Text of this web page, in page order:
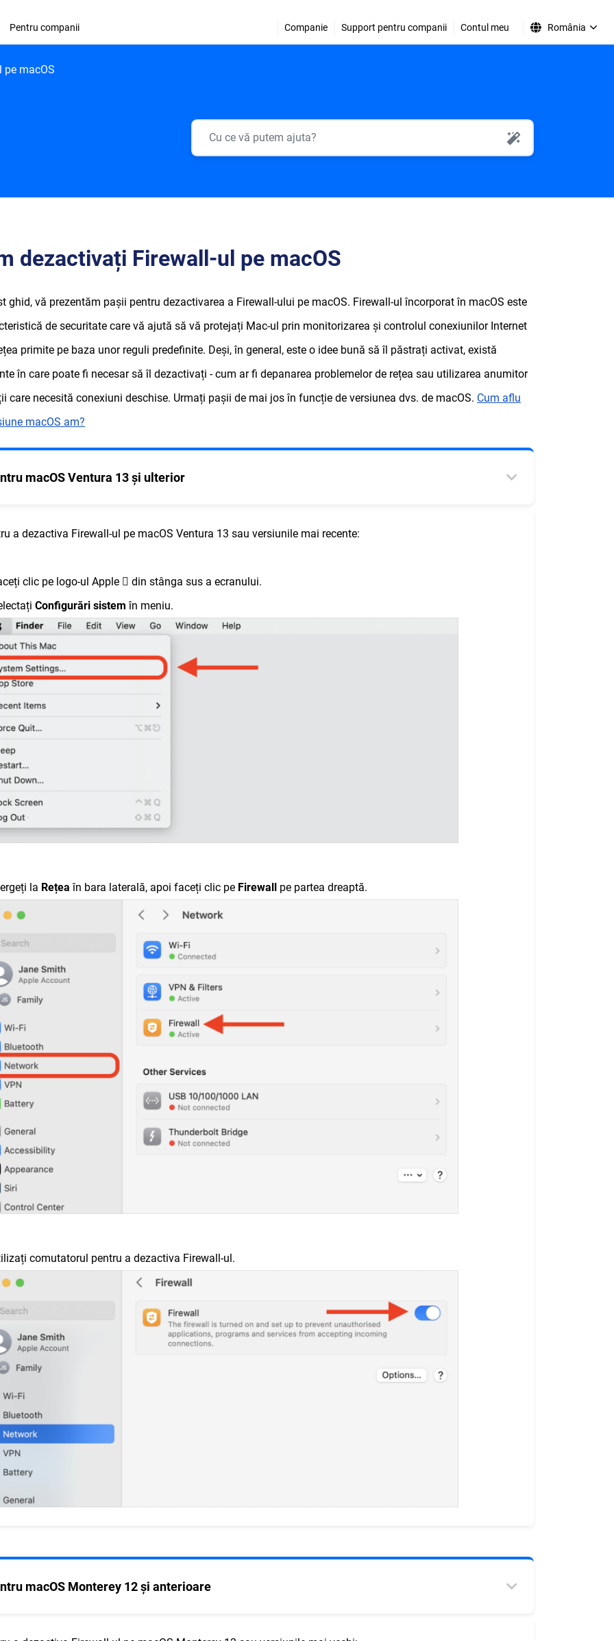
Pentru companii Companie Support pentru companii Contul meu România
pe macOS
dezactivați Firewall-ul pe macOS
ghid, vă prezentăm pașii pentru dezactivarea a Firewall-ului pe macOS. Firewall-ul încorporat în macOS este
de securitate care vă ajută să vă protejați Mac-ul prin monitorizarea și controlul conexiunilor Internet
primite pe baza unor reguli predefinite. Deși, în general, este o idee bună să îl păstrați activat, există
în care poate fi necesar să îl dezactivați - cum ar fi depanarea problemelor de rețea sau utilizarea anumitor
care necesită conexiuni deschise. Urmați pașii de mai jos în funcție de versiunea dvs. de macOS. Cum aflu
macOS am?
macOS Ventura 13 și ulterior
a dezactiva Firewall-ul pe macOS Ventura 13 sau versiunile mai recente:
clic pe logo-ul Apple  din stânga sus a ecranului.
Configurări sistemîn meniu.
la Rețea în bara laterală, apoi faceți clic pe Firewall pe partea dreaptă.
comutatorul pentru a dezactiva Firewall-ul.
macOS Monterey 12 și anterioare